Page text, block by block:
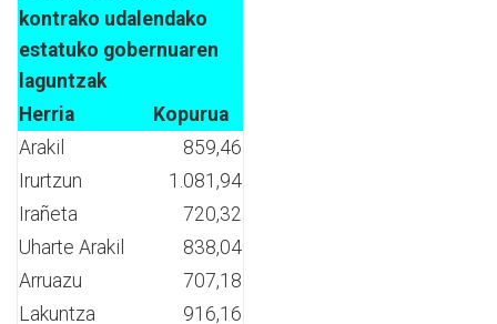
kontrako udalendako
estatuko gobernuaren
laguntzak
Herria
Kopurua
Arakil
859,46
Irurtzun
1.081,94
Irañeta
720,32
Uharte Arakil
838,04
Arruazu
707,18
Lakuntza
916,16